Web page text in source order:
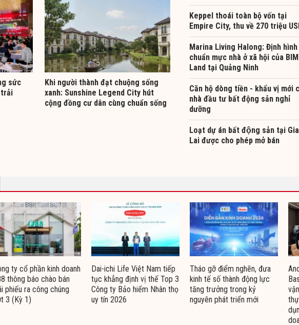
sức
Khi người thành đạt chuộng sống
xanh: Sunshine Legend City hút
cộng đồng cư dân cùng chuẩn sống
Keppel thoái toàn bộ vốn tại
Empire City, thu về 270 triệu
Marina Living Halong: Định hình
chuẩn mực nhà ở xã hội của BIM
Land tại Quảng Ninh
Căn hộ dòng tiền - khẩu vị mới
nhà đầu tư bất động sản nghỉ
dưỡng
Loạt dự án bất động sản tại Gia
Lai được cho phép mở bán
ty cổ phần kinh doanh
thông báo chào bán
phiếu ra công chúng
3 (Kỳ 1)
Dai-ichi Life Việt Nam tiếp
tục khẳng định vị thế Top 3
Công ty Bảo hiểm Nhân thọ
uy tín 2026
Tháo gỡ điểm nghẽn, đưa
kinh tế số thành động lực
tăng trưởng trong kỷ
nguyên phát triển mới